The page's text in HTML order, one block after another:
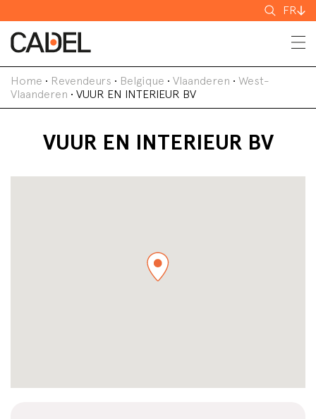
FR
Home • Revendeurs • Belgique • Vlaanderen • West-
Vlaanderen • VUUR EN INTERIEUR BV
VUUR EN INTERIEUR BV